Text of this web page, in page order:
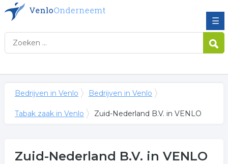
☰
Bedrijven in Venlo Bedrijven in Venlo
Tabak zaak in Venlo Zuid-Nederland B.V. in VENLO
Zuid-Nederland B.V. in VENLO